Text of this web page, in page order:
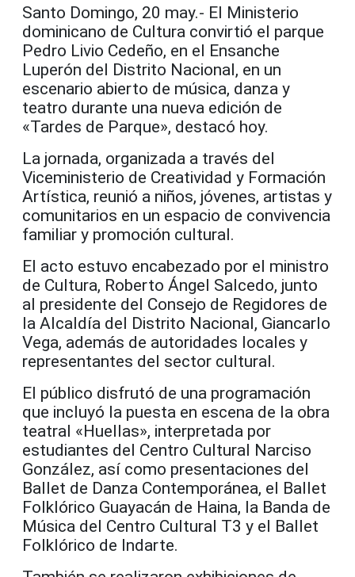
Santo Domingo, 20 may.- El Ministerio
dominicano de Cultura convirtió el parque
Pedro Livio Cedeño, en el Ensanche
Luperón del Distrito Nacional, en un
escenario abierto de música, danza y
teatro durante una nueva edición de
«Tardes de Parque», destacó hoy.
La jornada, organizada a través del
Viceministerio de Creatividad y Formación
Artística, reunió a niños, jóvenes, artistas y
comunitarios en un espacio de convivencia
familiar y promoción cultural.
El acto estuvo encabezado por el ministro
de Cultura, Roberto Ángel Salcedo, junto
al presidente del Consejo de Regidores de
la Alcaldía del Distrito Nacional, Giancarlo
Vega, además de autoridades locales y
representantes del sector cultural.
El público disfrutó de una programación
que incluyó la puesta en escena de la obra
teatral «Huellas», interpretada por
estudiantes del Centro Cultural Narciso
González, así como presentaciones del
Ballet de Danza Contemporánea, el Ballet
Folklórico Guayacán de Haina, la Banda de
Música del Centro Cultural T3 y el Ballet
Folklórico de Indarte.